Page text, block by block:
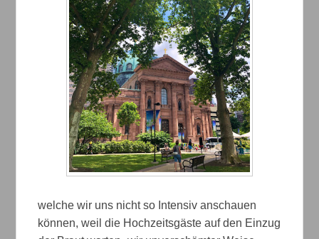
welche wir uns nicht so Intensiv anschauen
können, weil die Hochzeitsgäste auf den Einzug